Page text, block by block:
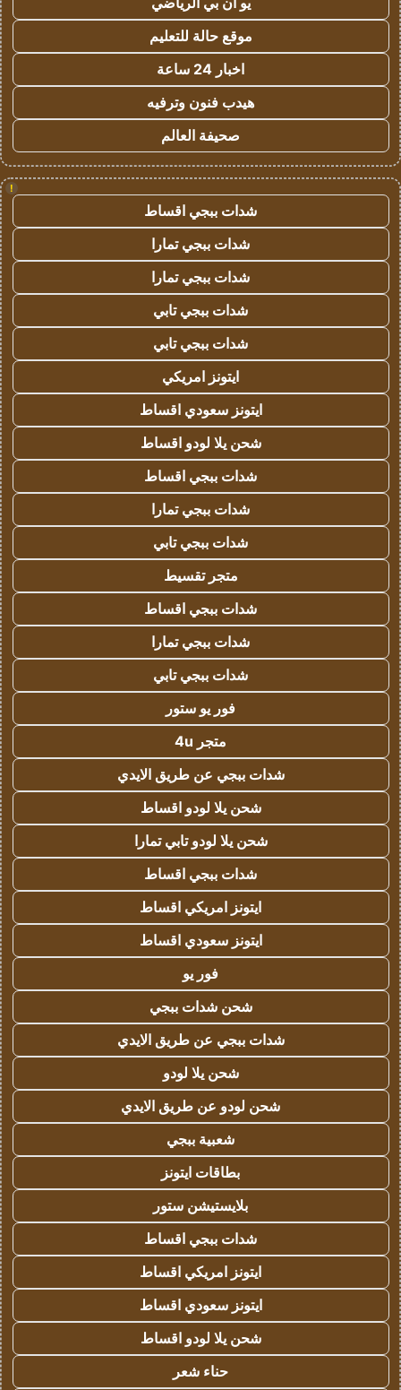
موقع حالة للتعليم
اخبار 24 ساعة
هيدب فنون وترفيه
صحيفة العالم
!
شدات ببجي اقساط
شدات ببجي تمارا
شدات ببجي تمارا
شدات ببجي تابي
شدات ببجي تابي
ايتونز امريكي
ايتونز سعودي اقساط
شحن يلا لودو اقساط
شدات ببجي اقساط
شدات ببجي تمارا
شدات ببجي تابي
متجر تقسيط
شدات ببجي اقساط
شدات ببجي تمارا
شدات ببجي تابي
فور يو ستور
متجر 4u
شدات ببجي عن طريق الايدي
شحن يلا لودو اقساط
شحن يلا لودو تابي تمارا
شدات ببجي اقساط
ايتونز امريكي اقساط
ايتونز سعودي اقساط
فور يو
شحن شدات ببجي
شدات ببجي عن طريق الايدي
شحن يلا لودو
شحن لودو عن طريق الايدي
شعبية ببجي
بطاقات ايتونز
بلايستيشن ستور
شدات ببجي اقساط
ايتونز امريكي اقساط
ايتونز سعودي اقساط
شحن يلا لودو اقساط
حناء شعر